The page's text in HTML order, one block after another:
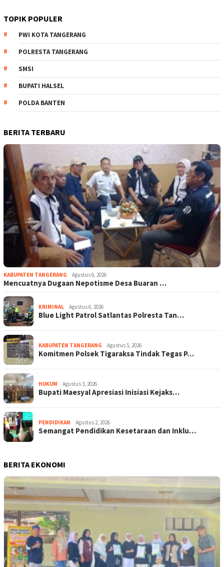
TOPIK POPULER
PWI KOTA TANGERANG
POLRESTA TANGERANG
SMSI
BUPATI HALSEL
POLDA BANTEN
BERITA TERBARU
KABUPATEN TANGERANG Agustus 6, 2026
Mencuatnya Dugaan Nepotisme Desa Buaran …
KRIMINAL Agustus 6, 2026
Blue Light Patrol Satlantas Polresta Tan…
KABUPATEN TANGERANG Agustus 5, 2026
Komitmen Polsek Tigaraksa Tindak Tegas P…
HUKUM Agustus 3, 2026
Bupati Maesyal Apresiasi Inisiasi Kejaks…
PENDIDIKAN Agustus 2, 2026
Semangat Pendidikan Kesetaraan dan Inklu…
BERITA EKONOMI